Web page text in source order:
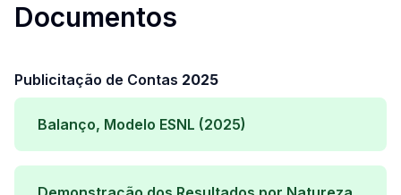
Documentos
Publicitação de Contas 2025
Balanço, Modelo ESNL (2025)